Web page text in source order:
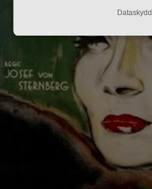
Dataskydd